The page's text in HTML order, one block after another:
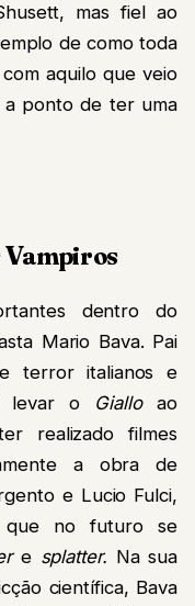
mas fiel ao
de como toda
aquilo que veio
ponto de ter uma
Vampiros
dentro do
Mario Bava. Pai
terror italianos e
levar o Gialloao
realizado filmes
a obra de
e Lucio Fulci,
que no futuro se
esplatter. Na sua
científica, Bava